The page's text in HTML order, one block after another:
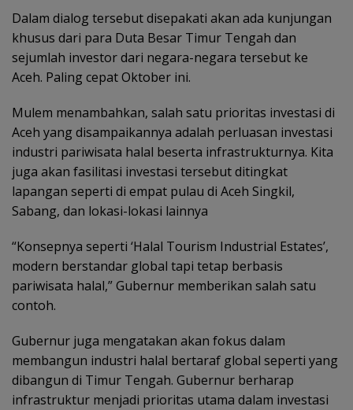
Dalam dialog tersebut disepakati akan ada kunjungan
khusus dari para Duta Besar Timur Tengah dan
sejumlah investor dari negara-negara tersebut ke
Aceh. Paling cepat Oktober ini.
Mulem menambahkan, salah satu prioritas investasi di
Aceh yang disampaikannya adalah perluasan investasi
industri pariwisata halal beserta infrastrukturnya. Kita
juga akan fasilitasi investasi tersebut ditingkat
lapangan seperti di empat pulau di Aceh Singkil,
Sabang, dan lokasi-lokasi lainnya
“Konsepnya seperti ‘Halal Tourism Industrial Estates’,
modern berstandar global tapi tetap berbasis
pariwisata halal,” Gubernur memberikan salah satu
contoh.
Gubernur juga mengatakan akan fokus dalam
membangun industri halal bertaraf global seperti yang
dibangun di Timur Tengah. Gubernur berharap
infrastruktur menjadi prioritas utama dalam investasi